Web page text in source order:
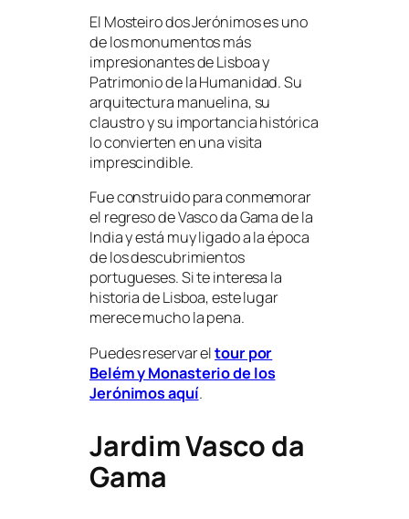
El Mosteiro dos Jerónimos es uno
de los monumentos más
impresionantes de Lisboa y
Patrimonio de la Humanidad. Su
arquitectura manuelina, su
claustro y su importancia histórica
lo convierten en una visita
imprescindible.
Fue construido para conmemorar
el regreso de Vasco da Gama de la
India y está muy ligado a la época
de los descubrimientos
portugueses. Si te interesa la
historia de Lisboa, este lugar
merece mucho la pena.
Puedes reservar eltour por
Belém y Monasterio de los
Jerónimos aquí.
Jardim Vasco da
Gama